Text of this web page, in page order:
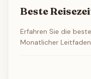
Beste
Erfahren Sie die
Monatlicher